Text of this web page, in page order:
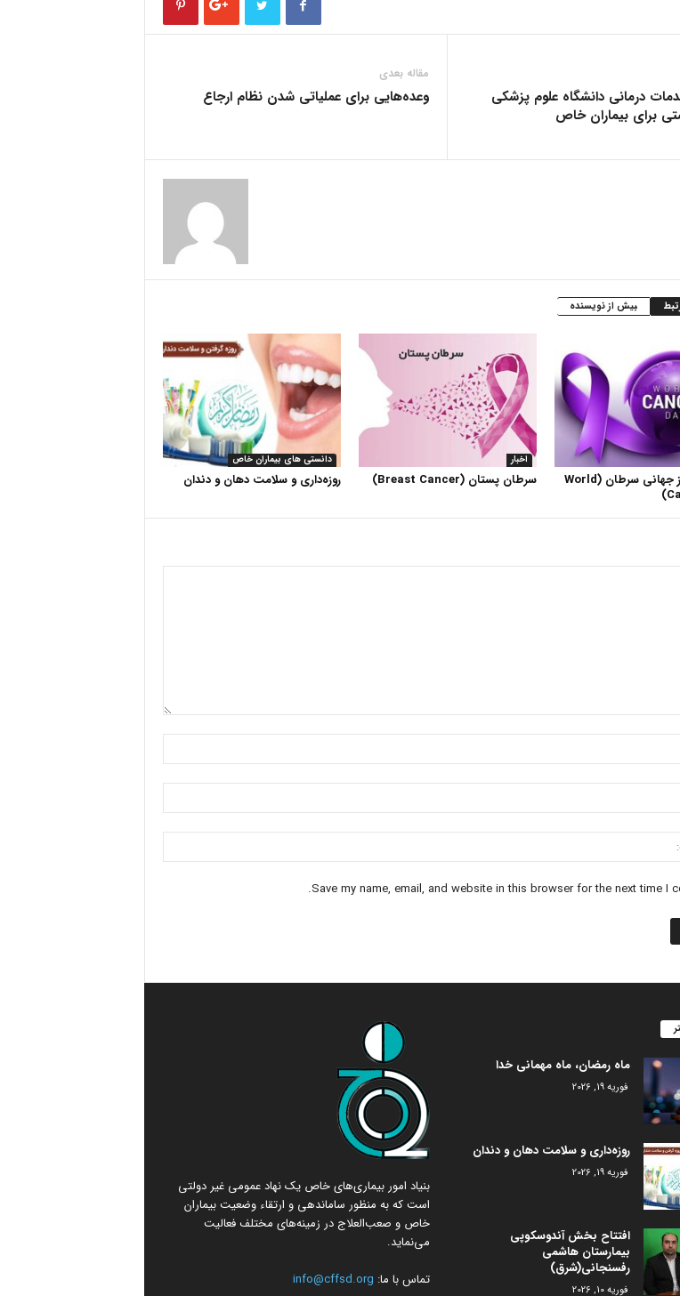
درمانی دانشگاه علوم پزشکی
برای بیماران خاص
مقاله بعدی
وعده‌هایی برای عملیاتی شدن نظام ارجاع
بیش از نویسنده
دانستی های بیماران خاص
روزه‌داری و سلامت دهان و دندان
اخبار
سرطان پستان (Breast Cancer)
۴ فوریه، روز جهانی سرطان (World
Save my name, email, and website in this browser for the next time I
بنیاد امور بیماری‌های خاص یک نهاد عمومی غیر دولتی
است که به منظور ساماندهی و ارتقاء وضعیت بیماران
خاص و صعب‌العلاج در زمینه‌های مختلف فعالیت
می‌نماید.
تماس با ما: info@cffsd.org
ماه رمضان، ماه مهمانی خدا
فوریه 19, 2026
روزه‌داری و سلامت دهان و دندان
فوریه 19, 2026
افتتاح بخش آندوسکوپی
بیمارستان هاشمی
رفسنجانی(شرق)
فوریه 10, 2026